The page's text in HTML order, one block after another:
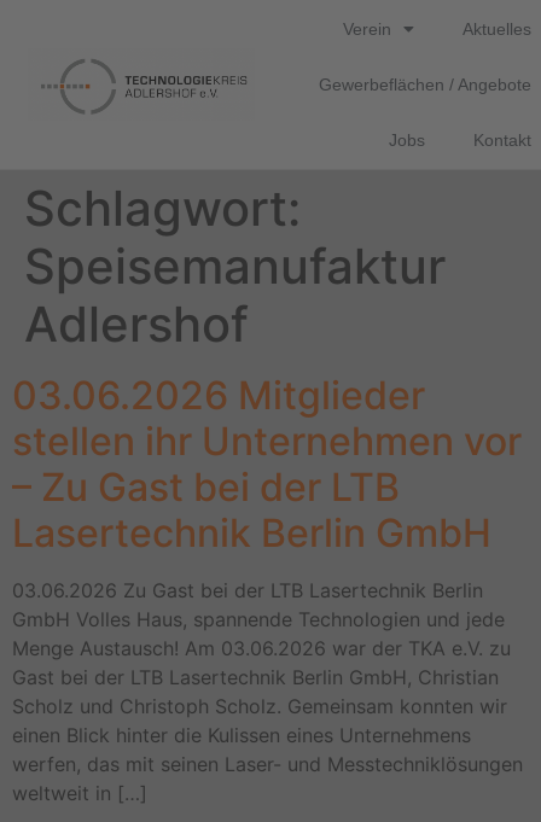
Verein Aktuelles
Gewerbeflächen / Angebote
Jobs Kontakt
Schlagwort:
Speisemanufaktur
Adlershof
03.06.2026 Mitglieder
stellen ihr Unternehmen vor
– Zu Gast bei der LTB
Lasertechnik Berlin GmbH
03.06.2026 Zu Gast bei der LTB Lasertechnik Berlin
GmbH Volles Haus, spannende Technologien und jede
Menge Austausch! Am 03.06.2026 war der TKA e.V. zu
Gast bei der LTB Lasertechnik Berlin GmbH, Christian
Scholz und Christoph Scholz. Gemeinsam konnten wir
einen Blick hinter die Kulissen eines Unternehmens
werfen, das mit seinen Laser- und Messtechniklösungen
weltweit in […]